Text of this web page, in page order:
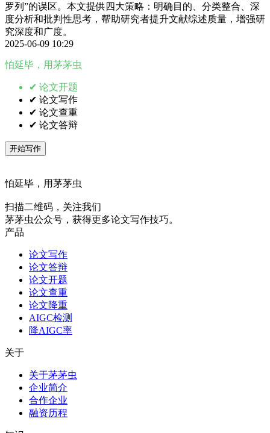
罗列”的误区。本文提供四大策略：明确目的、分类整合、深
度分析和批判性思考，帮助研究者提升文献综述质量，增强研
究深度和广度。
2025-06-09 10:29
怕延毕，用茅茅虫
✔ 论文开题
✔ 论文写作
✔ 论文查重
✔ 论文答辩
开始写作
怕延毕，用茅茅虫
扫描二维码，关注我们
茅茅虫公众号，获得更多论文写作技巧。
产品
论文写作
论文答辩
论文开题
论文查重
论文降重
AIGC检测
降AIGC率
关于
关于茅茅虫
企业简介
合作企业
融资历程